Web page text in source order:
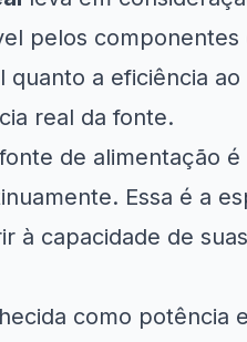
pelos componentes
a eficiência
real da fonte.
de alimentação é
Essa é a
à capacidade de
como potência